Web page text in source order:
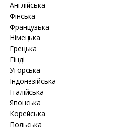
Англійська
Фінська
Французька
Німецька
Грецька
Гінді
Угорська
Індонезійська
Італійська
Японська
Корейська
Польська